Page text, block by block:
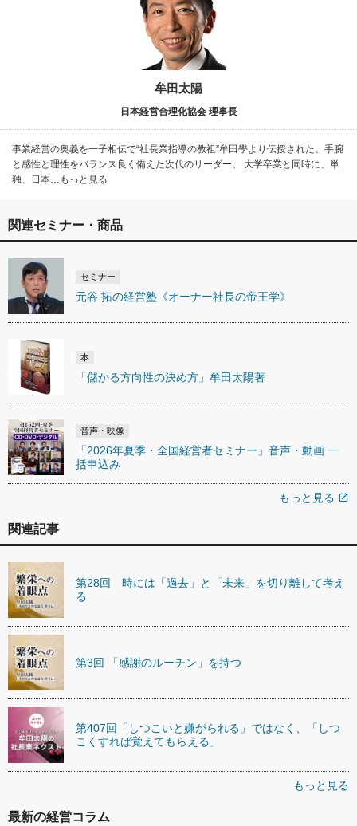
牟田太陽
日本経営合理化協会 理事長
事業経営の奥義を一子相伝で“社長業指導の教祖”牟田學より伝授された、手腕
と感性と理性をバランス良く備えた次代のリーダー。 大学卒業と同時に、単
独、日本…もっと見る
関連セミナー・商品
セミナー
元谷 拓の経営塾《オーナー社長の帝王学》
本
「儲かる方向性の決め方」牟田太陽著
音声・映像
「2026年夏季・全国経営者セミナー」音声・動画 一
括申込み
もっと見る open_in_new
関連記事
第28回 時には「過去」と「未来」を切り離して考え
る
第3回 「感謝のルーチン」を持つ
第407回「しつこいと嫌がられる」ではなく、「しつ
こくすれば覚えてもらえる」
もっと見る
最新の経営コラム